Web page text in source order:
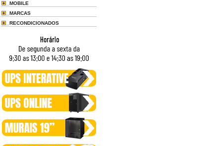
MOBILE
MARCAS
RECONDICIONADOS